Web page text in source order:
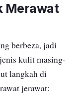
bahan
dan anda
sebanyak
Merawat
berbeza, jadi
kulit masing-
langkah di
jerawat: